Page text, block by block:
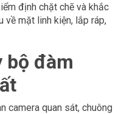
định chặt chẽ và khắc
về mặt linh kiện, lắp ráp,
bộ đàm
camera quan sát, chuông